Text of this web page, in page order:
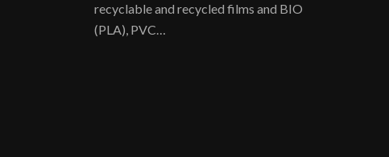
recyclable and recycled films and BIO
(PLA), PVC…